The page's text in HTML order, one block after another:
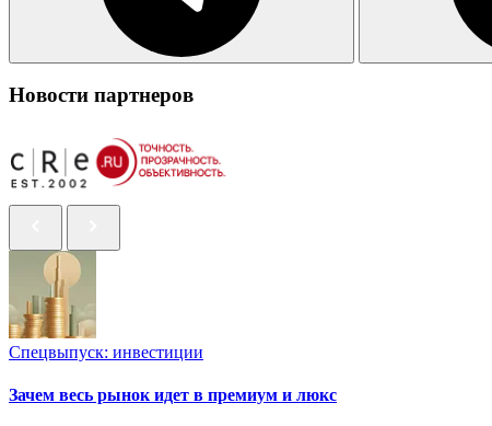
Новости партнеров
Спецвыпуск: инвестиции
Зачем весь рынок идет в премиум и люкс